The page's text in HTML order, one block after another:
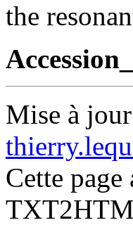
the
Mise à
Cette